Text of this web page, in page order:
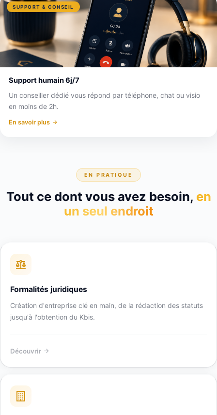
SUPPORT & CONSEIL
Support humain 6j/7
Un conseiller dédié vous répond par téléphone, chat ou visio
en moins de 2h.
En savoir plus
EN PRATIQUE
Tout ce dont vous avez besoin, en
un seul endroit
Formalités juridiques
Création d'entreprise clé en main, de la rédaction des statuts
jusqu'à l'obtention du Kbis.
Découvrir